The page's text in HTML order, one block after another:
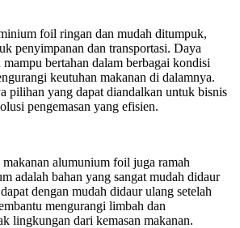
foil ringan dan mudah ditumpuk,
penyimpanan dan transportasi. Daya
bertahan dalam berbagai kondisi
keutuhan makanan di dalamnya.
pilihan yang dapat diandalkan untuk bisnis
pengemasan yang efisien.
alumunium foil juga ramah
adalah bahan yang sangat mudah didaur
dengan mudah didaur ulang setelah
mengurangi limbah dan
lingkungan dari kemasan makanan.